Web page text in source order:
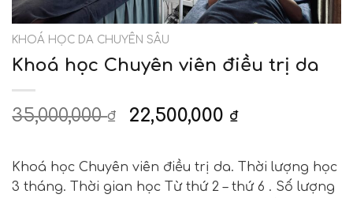
KHOÁ HỌC DA CHUYÊN SÂU
Khoá học Chuyên viên điều trị da
35,000,000₫ 22,500,000 ₫
Khoá học Chuyên viên điều trị da. Thời lượng học
3 tháng. Thời gian học Từ thứ 2 – thứ 6 . Số lượng